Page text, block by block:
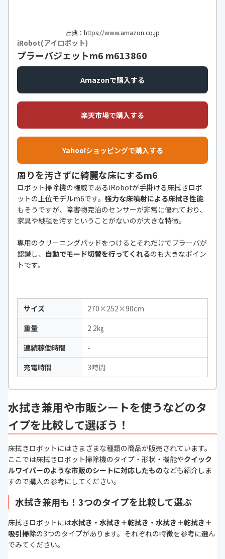
出典：https://www.amazon.co.jp
iRobot(アイロボット)
ブラーバジェットm6 m613860
Amazonで購入する
楽天市場で購入する
Yahoo!ショッピングで購入する
周りを汚さずに綺麗な床にするm6
ロボット掃除機の権威であるiRobotが手掛ける床拭きロボ
ットの上位モデルm6です。 強力な床噴射による床拭き性能
もそうですが、障害物完治のセンサーが非常に優れており、
家具や絨毯を汚すということがないのが大きな特徴。
専用のクリーニングパッドをつけるとそれだけでブラーバが
認識し、 自動でモード切替を行ってくれるのも大きなポイン
トです。
サイズ
270×252×90cm
重量
2.2㎏
連続稼働時間
-
充電時間
3時間
水拭き兼用や市販シートを使うなどのタ
イプを比較して選ぼう！
床拭きロボットにはさまざまな種類の商品が販売されています。
ここでは床拭きロボット掃除機のタイプ・形状・機能やクイック
ルワイパーのような市販のシートに対応したものなども紹介しま
すので購入の参考にしてください。
水拭き兼用も！3つのタイプを比較して選ぶ
床拭きロボットには水拭き・水拭き＋乾拭き・水拭き＋乾拭き＋
吸引掃除の3つのタイプがあります。それぞれの特徴を参考に選ん
でみてください。